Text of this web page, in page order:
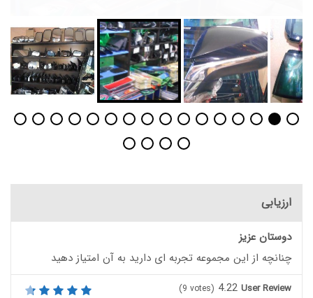
ارزیابی
دوستان عزیز
چنانچه از این مجموعه تجربه ای دارید به آن امتیاز دهید
User Review
4.22
(9 votes)